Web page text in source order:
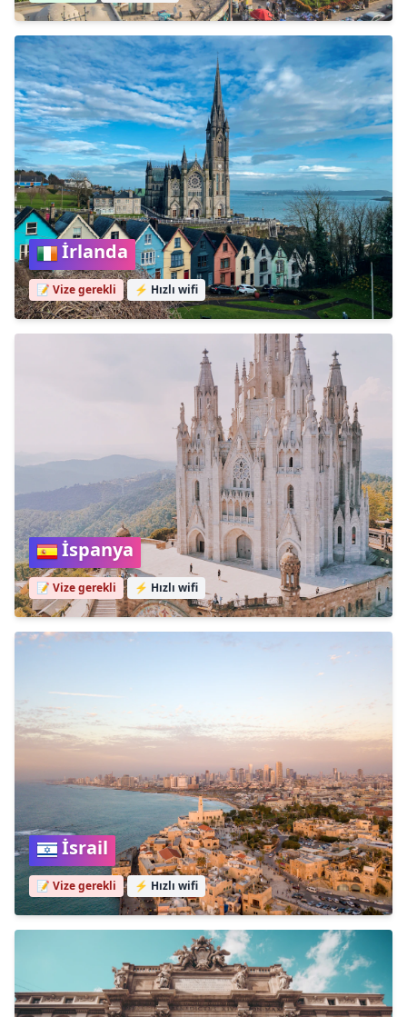
İrlanda
📝 Vize gerekli ⚡ Hızlı wifi
İspanya
📝 Vize gerekli ⚡ Hızlı wifi
İsrail
📝 Vize gerekli ⚡ Hızlı wifi